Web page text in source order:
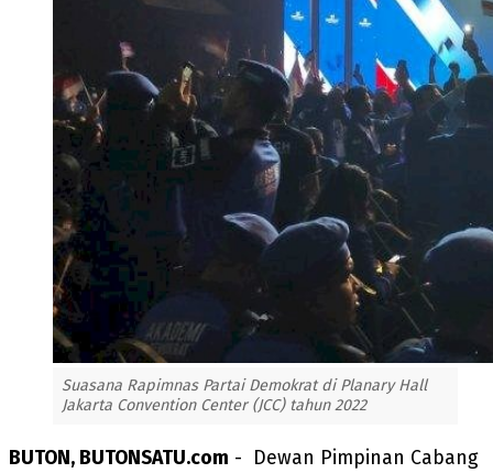
Suasana Rapimnas Partai Demokrat di Planary Hall
Jakarta Convention Center (JCC) tahun 2022
BUTON, BUTONSATU.com - Dewan Pimpinan Cabang